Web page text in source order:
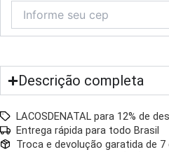
Descrição completa
LACOSDENATAL para 12% de
Entrega rápida para todo Brasil
Troca e devolução garatida de 7